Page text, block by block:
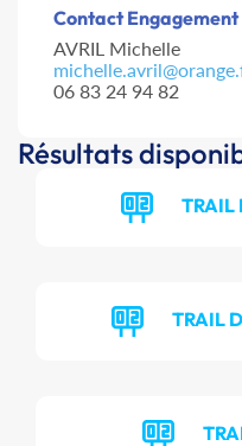
Contact Engagement
AVRIL Michelle
06 83 24 94 82
Résultats
TRAIL
TRAIL